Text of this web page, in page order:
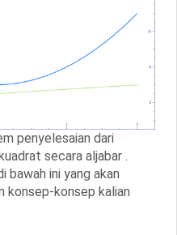
penyelesaian dari
secara aljabar .
bawah ini yang akan
konsep-konsep kalian